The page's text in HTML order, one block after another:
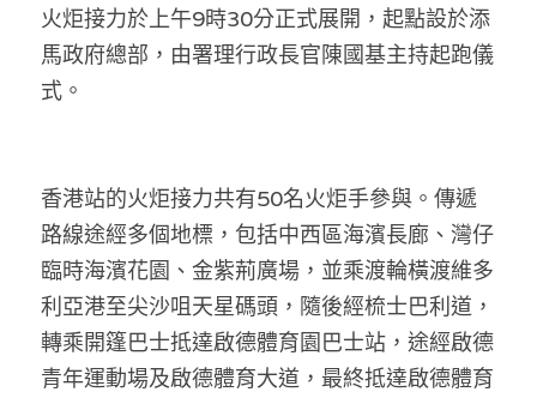
林伯強專欄
KOL 精選
大衛sir專欄
曾子晴 - 晴深直說
龔靜儀大律師專欄
條款及細則
火炬接力於上午9時30分正式展開，起點設於添
馬政府總部，由署理行政長官陳國基主持起跑儀
式。
香港站的火炬接力共有50名火炬手參與。傳遞
路線途經多個地標，包括中西區海濱長廊、灣仔
臨時海濱花園、金紫荊廣場，並乘渡輪橫渡維多
利亞港至尖沙咀天星碼頭，隨後經梳士巴利道，
轉乘開篷巴士抵達啟德體育園巴士站，途經啟德
青年運動場及啟德體育大道，最終抵達啟德體育